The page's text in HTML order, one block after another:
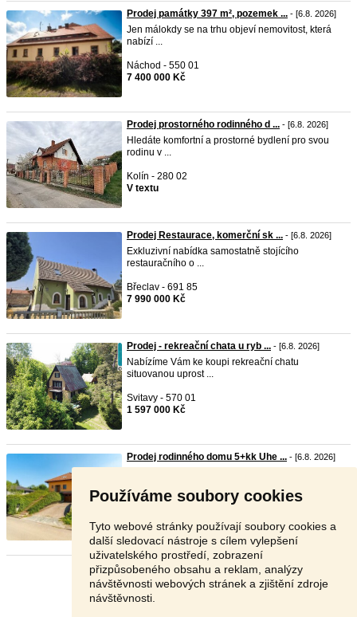
Používáme soubory cookies
Tyto webové stránky používají soubory cookies a
další sledovací nástroje s cílem vylepšení
uživatelského prostředí, zobrazení
přizpůsobeného obsahu a reklam, analýzy
návštěvnosti webových stránek a zjištění zdroje
návštěvnosti.
Prodej památky 397 m², pozemek ... - [6.8. 2026]
Jen málokdy se na trhu objeví nemovitost, která
nabízí ...
Náchod - 550 01
7 400 000 Kč
Prodej prostorného rodinného d ... - [6.8. 2026]
Hledáte komfortní a prostorné bydlení pro svou
rodinu v ...
Kolín - 280 02
V textu
Prodej Restaurace, komerční sk ... - [6.8. 2026]
Exkluzivní nabídka samostatně stojícího
restauračního o ...
Břeclav - 691 85
7 990 000 Kč
Prodej - rekreační chata u ryb ... - [6.8. 2026]
Nabízíme Vám ke koupi rekreační chatu
situovanou uprost ...
Svitavy - 570 01
1 597 000 Kč
Prodej rodinného domu 5+kk Uhe ... - [6.8. 2026]
11 990 000 Kč
Stránka: 1 2 3 Další